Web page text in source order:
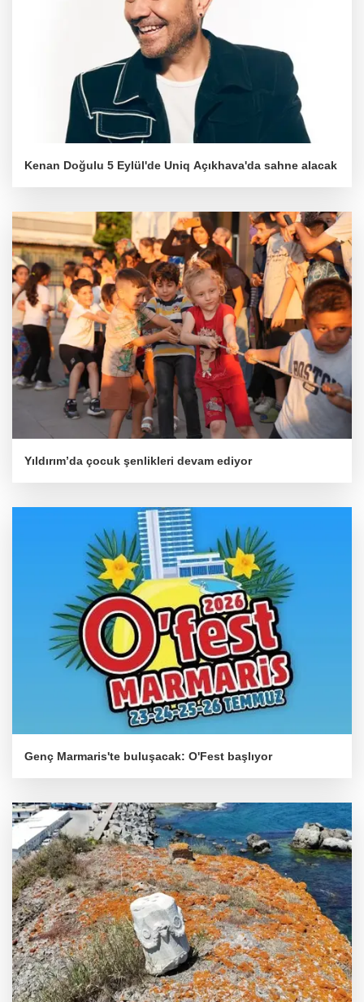
Kenan Doğulu 5 Eylül'de Uniq Açıkhava'da sahne alacak
Yıldırım’da çocuk şenlikleri devam ediyor
Genç Marmaris'te buluşacak: O'Fest başlıyor